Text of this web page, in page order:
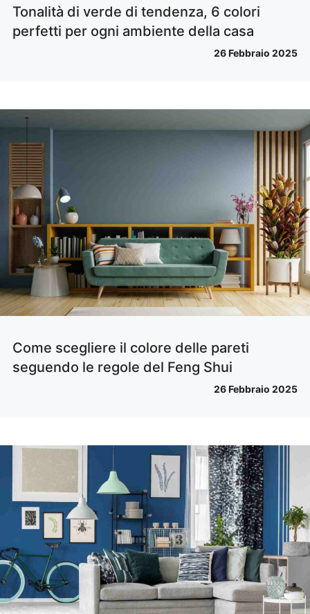
Tonalità di verde di tendenza, 6 colori
perfetti per ogni ambiente della casa
26 Febbraio 2025
Come scegliere il colore delle pareti
seguendo le regole del Feng Shui
26 Febbraio 2025